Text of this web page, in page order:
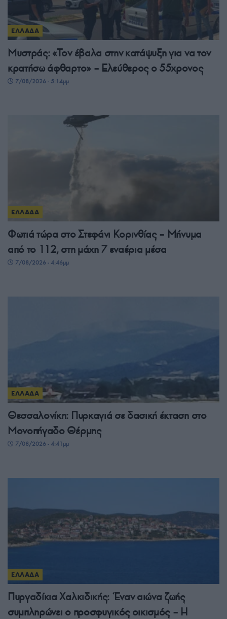
ΕΛΛΑΔΑ
Μυστράς: «Τον έβαλα στην κατάψυξη για να τον
κρατήσω άφθαρτο» – Ελεύθερος ο 55χρονος
7/08/2026 - 5:14μμ
ΕΛΛΑΔΑ
Φωτιά τώρα στο Στεφάνι Κορινθίας – Μήνυμα
από το 112, στη μάχη 7 εναέρια μέσα
7/08/2026 - 4:46μμ
ΕΛΛΑΔΑ
Θεσσαλονίκη: Πυρκαγιά σε δασική έκταση στο
Μονοπήγαδο Θέρμης
7/08/2026 - 4:41μμ
ΕΛΛΑΔΑ
Πυργαδίκια Χαλκιδικής: Έναν αιώνα ζωής
συμπληρώνει ο προσφυγικός οικισμός – Η